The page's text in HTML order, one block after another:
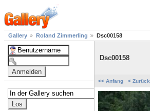
Gallery Roland Zimmerling Dsc00158
Dsc00158
<< Anfang < Zurück